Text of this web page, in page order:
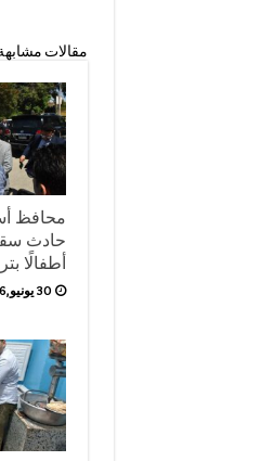
مقالات
محافظ
حادث
أطفالًا
30 يونيو,2026